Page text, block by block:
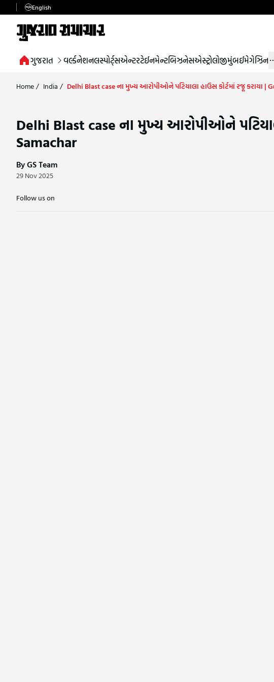
English
ગુજરાત વર્લ્ડનેશનલસ્પોર્ટ્સએન્ટરટેઈનમેન્ટબિઝનેસએસ્ટ્રોલોજીમુંબઈમેગેઝિન
Home/ India / Delhi Blast case ના મુખ્ય આરોપીઓને પટિયાલા હાઉસ કોર્ટમાં રજૂ કરાયા |
Delhi Blast case ના મુખ્ય આરોપીઓને
Samachar
By GS Team
29 Nov 2025
Follow us on